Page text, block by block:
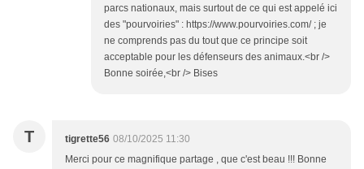
parcs nationaux, mais surtout de ce qui est appelé ici
des "pourvoiries" : https://www.pourvoiries.com/ ; je
ne comprends pas du tout que ce principe soit
acceptable pour les défenseurs des animaux.<br />
Bonne soirée,<br /> Bises
T tigrette56 08/10/2025 11:30
Merci pour ce magnifique partage , que c'est beau !!! Bonne